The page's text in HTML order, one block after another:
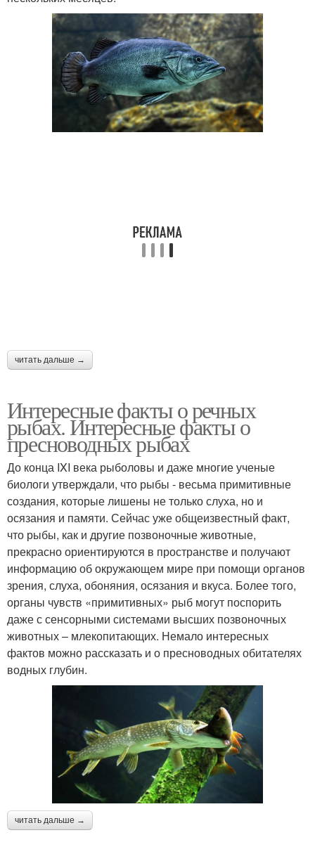
читать дальше →
Интересные факты о речных
рыбах. Интересные факты о
пресноводных рыбах
До конца IXI века рыболовы и даже многие ученые
биологи утверждали, что рыбы - весьма примитивные
создания, которые лишены не только слуха, но и
осязания и памяти. Сейчас уже общеизвестный факт,
что рыбы, как и другие позвоночные животные,
прекрасно ориентируются в пространстве и получают
информацию об окружающем мире при помощи органов
зрения, слуха, обоняния, осязания и вкуса. Более того,
органы чувств «примитивных» рыб могут поспорить
даже с сенсорными системами высших позвоночных
животных – млекопитающих. Немало интересных
фактов можно рассказать и о пресноводных обитателях
водных глубин.
читать дальше →